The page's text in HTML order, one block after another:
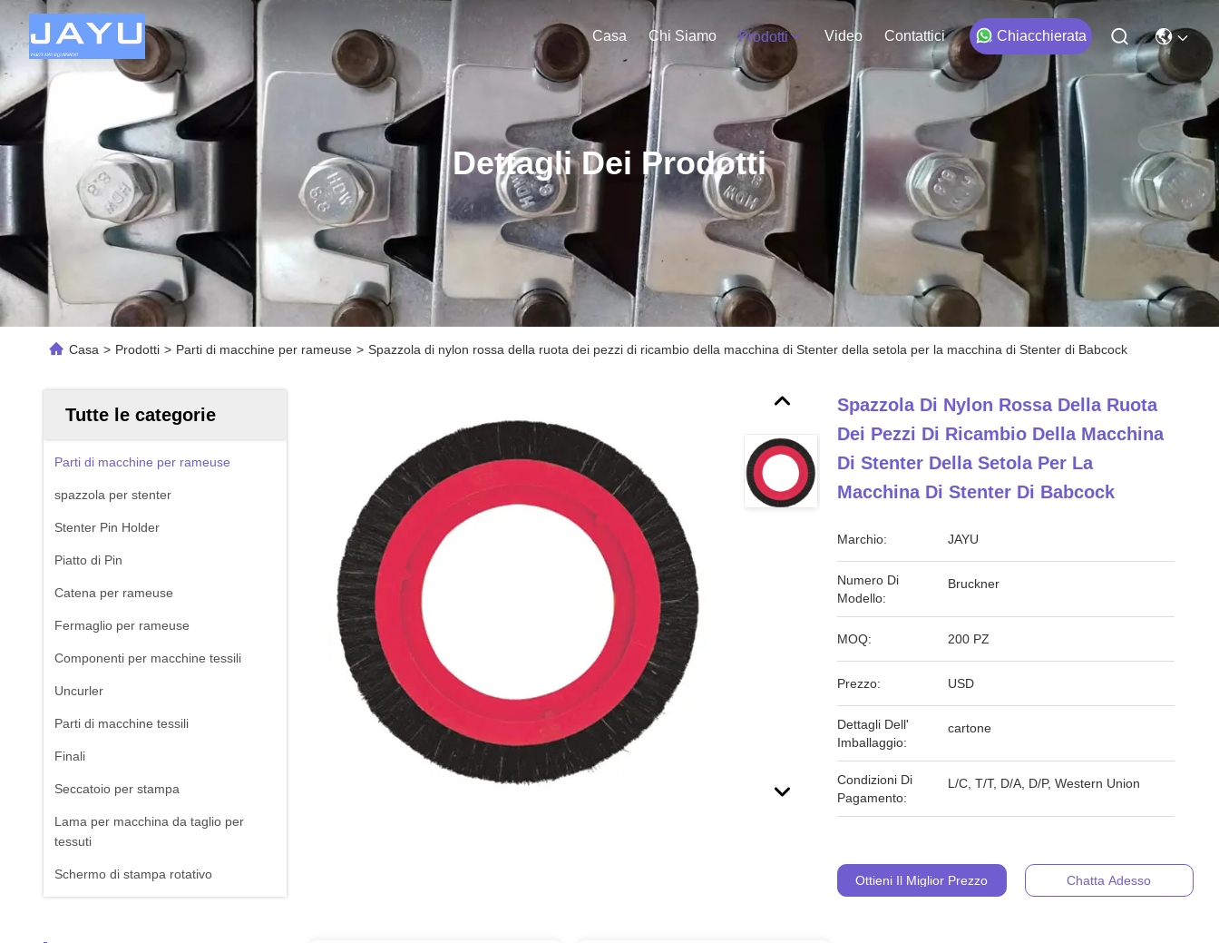
Casa Chi Siamo Prodotti Video Contattici Chiacchierata
Dettagli Dei Prodotti
Casa > Prodotti > Parti di macchine per rameuse > Spazzola di nylon rossa della ruota dei pezzi di ricambio della macchina di Stenter della setola per la macchina di Stenter di Babcock
Tutte le categorie
Parti di macchine per rameuse
spazzola per stenter
Stenter Pin Holder
Piatto di Pin
Catena per rameuse
Fermaglio per rameuse
Componenti per macchine tessili
Uncurler
Parti di macchine tessili
Finali
Seccatoio per stampa
Lama per macchina da taglio per
tessuti
Schermo di stampa rotativo
Spazzola Di Nylon Rossa Della Ruota
Dei Pezzi Di Ricambio Della Macchina
Di Stenter Della Setola Per La
Macchina Di Stenter Di Babcock
Marchio: JAYU
Numero Di
Modello:
Bruckner
MOQ: 200 PZ
Prezzo: USD
Dettagli Dell'
Imballaggio:
cartone
Condizioni Di
Pagamento:
L/C, T/T, D/A, D/P, Western Union
Ottieni Il Miglior Prezzo Chatta Adesso